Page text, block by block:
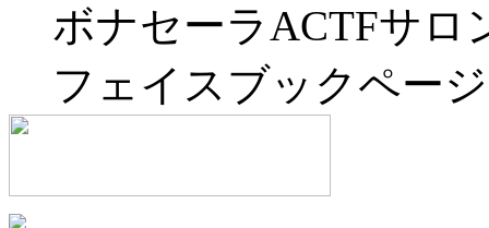
ボナセーラACTFサロ
フェイスブックペー